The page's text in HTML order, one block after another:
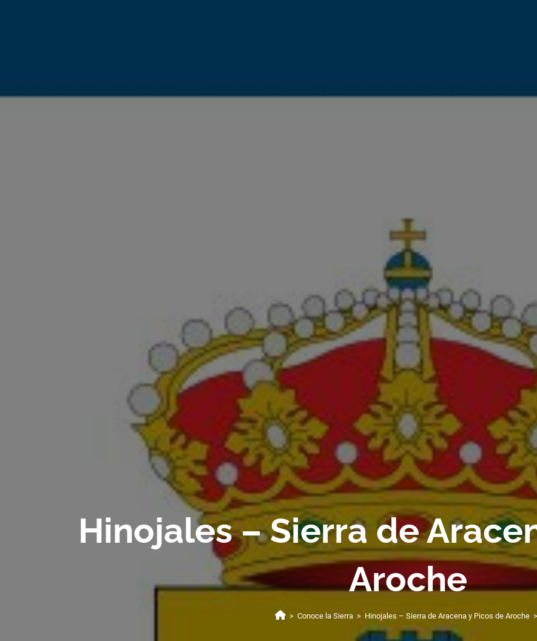
Hinojales – Sierra de
Aroche
> Conoce la Sierra > Hinojales – Sierra de Aracena y Picos de Aroche >